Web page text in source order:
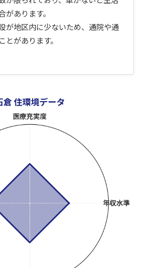
があります。
が地区内に少ないため、通院や通
があります。